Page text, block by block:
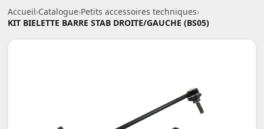
Accueil›Catalogue›Petits accessoires techniques›
KIT BIELETTE BARRE STAB DROITE/GAUCHE (BS05)